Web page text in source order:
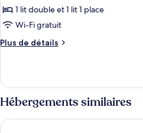
pour
ce
type
de
VIP
Twin
Room
1 lit double et 1 lit 1 place
Wi-Fi gratuit
Plus de détails
Plus
le
type
de
chambre
VIP
Hébergements similaires
HOTEL CORE